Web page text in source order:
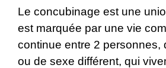
Le concubinage est une
est marquée par une vie
continue entre 2 personnes,
ou de sexe différent, qui